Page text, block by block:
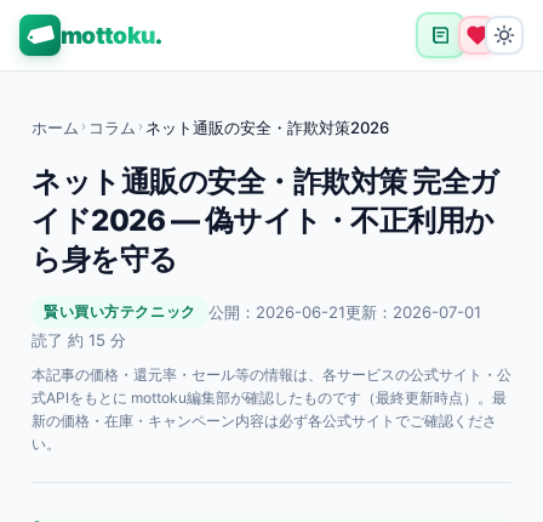
mottoku.
ホーム › コラム › ネット通販の安全・詐欺対策2026
ネット通販の安全・詐欺対策 完全ガ
イド2026 — 偽サイト・不正利用か
ら身を守る
賢い買い方テクニック 公開：2026-06-21更新：2026-07-01
読了 約 15 分
本記事の価格・還元率・セール等の情報は、各サービスの公式サイト・公
式APIをもとに mottoku編集部が確認したものです（最終更新時点）。最
新の価格・在庫・キャンペーン内容は必ず各公式サイトでご確認くださ
い。